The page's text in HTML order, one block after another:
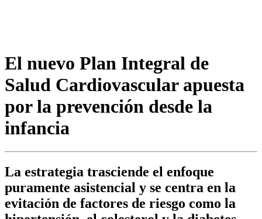
El nuevo Plan Integral de
Salud Cardiovascular apuesta
por la prevención desde la
infancia
La estrategia trasciende el enfoque
puramente asistencial y se centra en la
evitación de factores de riesgo como la